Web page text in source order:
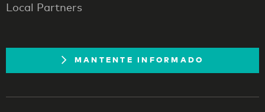
Local Partners
MANTENTE INFORMADO